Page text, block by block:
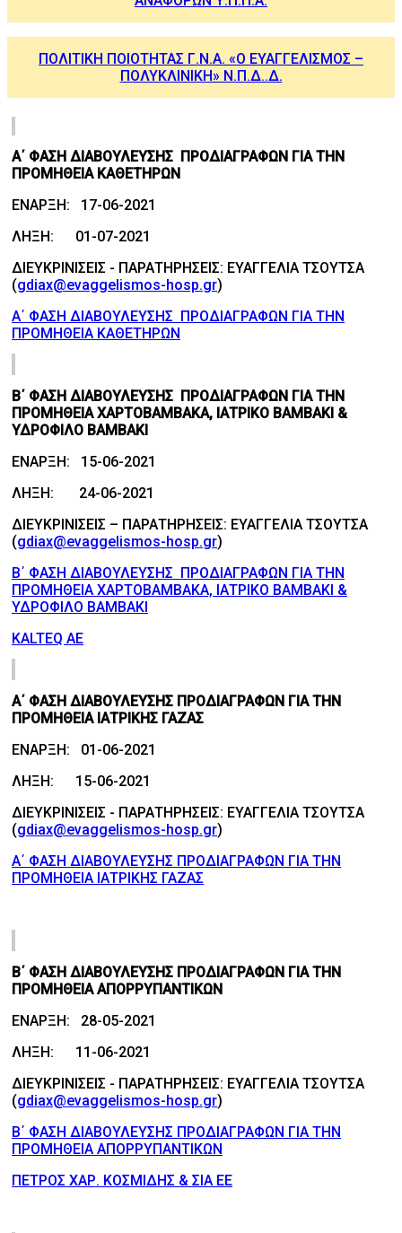
ΠΟΛΙΤΙΚΗ ΠΟΙΟΤΗΤΑΣ Γ.Ν.Α. «Ο ΕΥΑΓΓΕΛΙΣΜΟΣ –
ΠΟΛΥΚΛΙΝΙΚΗ» Ν.Π.Δ..Δ.
Α΄ ΦΑΣΗ ΔΙΑΒΟΥΛΕΥΣΗΣ ΠΡΟΔΙΑΓΡΑΦΩΝ ΓΙΑ ΤΗΝ
ΠΡΟΜΗΘΕΙΑ ΚΑΘΕΤΗΡΩΝ
ΕΝΑΡΞΗ: 17-06-2021
ΛΗΞΗ: 01-07-2021
ΔΙΕΥΚΡΙΝΙΣΕΙΣ - ΠΑΡΑΤΗΡΗΣΕΙΣ: ΕΥΑΓΓΕΛΙΑ ΤΣΟΥΤΣΑ
(gdiax@evaggelismos-hosp.gr)
Α΄ ΦΑΣΗ ΔΙΑΒΟΥΛΕΥΣΗΣ ΠΡΟΔΙΑΓΡΑΦΩΝ ΓΙΑ ΤΗΝ
ΠΡΟΜΗΘΕΙΑ ΚΑΘΕΤΗΡΩΝ
Β΄ ΦΑΣΗ ΔΙΑΒΟΥΛΕΥΣΗΣ ΠΡΟΔΙΑΓΡΑΦΩΝ ΓΙΑ ΤΗΝ
ΠΡΟΜΗΘΕΙΑ ΧΑΡΤΟΒΑΜΒΑΚΑ, ΙΑΤΡΙΚΟ ΒΑΜΒΑΚΙ &
ΥΔΡΟΦΙΛΟ ΒΑΜΒΑΚΙ
ΕΝΑΡΞΗ: 15-06-2021
ΛΗΞΗ: 24-06-2021
ΔΙΕΥΚΡΙΝΙΣΕΙΣ – ΠΑΡΑΤΗΡΗΣΕΙΣ: ΕΥΑΓΓΕΛΙΑ ΤΣΟΥΤΣΑ
(gdiax@evaggelismos-hosp.gr)
Β΄ ΦΑΣΗ ΔΙΑΒΟΥΛΕΥΣΗΣ ΠΡΟΔΙΑΓΡΑΦΩΝ ΓΙΑ ΤΗΝ
ΠΡΟΜΗΘΕΙΑ ΧΑΡΤΟΒΑΜΒΑΚΑ, ΙΑΤΡΙΚΟ ΒΑΜΒΑΚΙ &
ΥΔΡΟΦΙΛΟ ΒΑΜΒΑΚΙ
KALTEQ ΑΕ
Α΄ ΦΑΣΗ ΔΙΑΒΟΥΛΕΥΣΗΣ ΠΡΟΔΙΑΓΡΑΦΩΝ ΓΙΑ ΤΗΝ
ΠΡΟΜΗΘΕΙΑ ΙΑΤΡΙΚΗΣ ΓΑΖΑΣ
ΕΝΑΡΞΗ: 01-06-2021
ΛΗΞΗ: 15-06-2021
ΔΙΕΥΚΡΙΝΙΣΕΙΣ - ΠΑΡΑΤΗΡΗΣΕΙΣ: ΕΥΑΓΓΕΛΙΑ ΤΣΟΥΤΣΑ
(gdiax@evaggelismos-hosp.gr)
Α΄ ΦΑΣΗ ΔΙΑΒΟΥΛΕΥΣΗΣ ΠΡΟΔΙΑΓΡΑΦΩΝ ΓΙΑ ΤΗΝ
ΠΡΟΜΗΘΕΙΑ ΙΑΤΡΙΚΗΣ ΓΑΖΑΣ
Β΄ ΦΑΣΗ ΔΙΑΒΟΥΛΕΥΣΗΣ ΠΡΟΔΙΑΓΡΑΦΩΝ ΓΙΑ ΤΗΝ
ΠΡΟΜΗΘΕΙΑ ΑΠΟΡΡΥΠΑΝΤΙΚΩΝ
ΕΝΑΡΞΗ: 28-05-2021
ΛΗΞΗ: 11-06-2021
ΔΙΕΥΚΡΙΝΙΣΕΙΣ - ΠΑΡΑΤΗΡΗΣΕΙΣ: ΕΥΑΓΓΕΛΙΑ ΤΣΟΥΤΣΑ
(gdiax@evaggelismos-hosp.gr)
Β΄ ΦΑΣΗ ΔΙΑΒΟΥΛΕΥΣΗΣ ΠΡΟΔΙΑΓΡΑΦΩΝ ΓΙΑ ΤΗΝ
ΠΡΟΜΗΘΕΙΑ ΑΠΟΡΡΥΠΑΝΤΙΚΩΝ
ΠΕΤΡΟΣ ΧΑΡ. ΚΟΣΜΙΔΗΣ & ΣΙΑ ΕΕ